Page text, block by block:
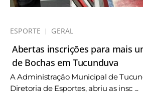
ESPORTE GERAL
Abertas inscrições para mais
de Bochas em Tucunduva
A Administração Municipal de
Diretoria de Esportes, abriu as insc ...